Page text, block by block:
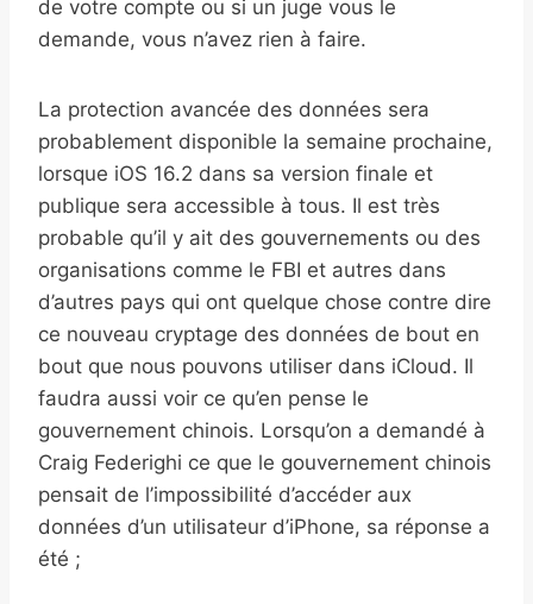
de votre compte ou si un juge vous le
demande, vous n’avez rien à faire.
La protection avancée des données sera
probablement disponible la semaine prochaine,
lorsque iOS 16.2 dans sa version finale et
publique sera accessible à tous. Il est très
probable qu’il y ait des gouvernements ou des
organisations comme le FBI et autres dans
d’autres pays qui ont quelque chose contre dire
ce nouveau cryptage des données de bout en
bout que nous pouvons utiliser dans iCloud. Il
faudra aussi voir ce qu’en pense le
gouvernement chinois. Lorsqu’on a demandé à
Craig Federighi ce que le gouvernement chinois
pensait de l’impossibilité d’accéder aux
données d’un utilisateur d’iPhone, sa réponse a
été ;